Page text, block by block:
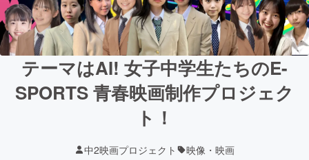
テーマはAI! 女子中学生たちのE-
SPORTS 青春映画制作プロジェク
ト！
中2映画プロジェクト 映像・映画